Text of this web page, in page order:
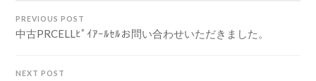
PREVIOUS POST
中古PRCELLﾋﾟｲｱｰﾙｾﾙお問い合わせいただきました。
NEXT POST